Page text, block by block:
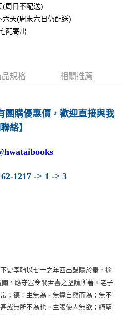
周日不配送)
天(周末六日仍配送)
配寄出
品規格 相關推薦
團購優惠價，歡迎直接與我
絡】
1217 -> 1 -> 3
史李聃以七十之年西出歸隱於秦，途
，應守塞令關尹喜之堅請所著。老子
；德：主無為、無違自然而為；無不
或無所不為也。主張使人無欲；絕聖